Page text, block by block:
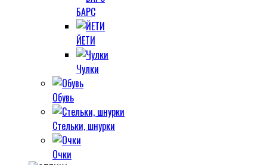
БАРС
ЙЕТИ
Чулки
Обувь
Стельки, шнурки
Очки